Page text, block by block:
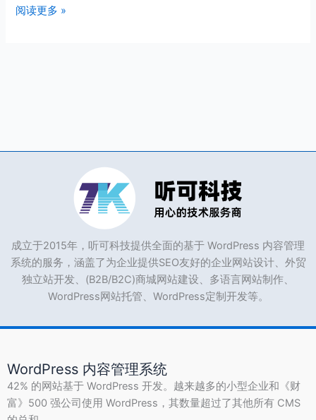
IP
阅读更多 »
成立于2015年，听可科技提供全面的基于 WordPress 内容管理
系统的服务，涵盖了为企业提供SEO友好的企业网站设计、外贸
独立站开发、(B2B/B2C)商城网站建设、多语言网站制作、
WordPress网站托管、WordPress定制开发等。
WordPress 内容管理系统
42% 的网站基于 WordPress 开发。越来越多的小型企业和《财
富》500 强公司使用 WordPress，其数量超过了其他所有 CMS